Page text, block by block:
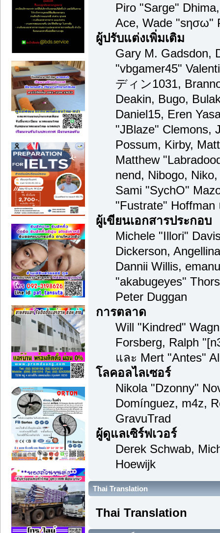
Piro "Sarge"
Ace, Wade "sησω"
ผู้ปรับแต่งเพิ่มเติม
Gary M. Gadsdon,
"vbgamer45"
ディン1031,
Deakin, Bugo,
Daniel15, Eren
"JBlaze" Clemons,
Possum, Kirby,
Matthew
nend, Nibogo,
Sami "SychO"
"Fustrate"
ผู้เขียนเอกสารประกอบ
Michele "Illori"
Dickerson,
Dannii Willis,
"akabugeyes"
Peter Duggan
การตลาด
Will "Kindred"
Forsberg, Ralph
และ Mert "Antes"
โลคอลไลเซอร์
Nikola "Dzonny"
Domínguez, m4z,
GravuTrad
ผู้ดูแลเซิร์ฟเวอร์
Derek Schwab,
Hoewijk
Thai Translation
Thai Translation